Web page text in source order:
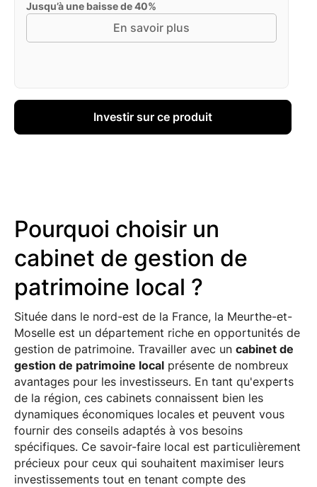
Jusqu’à une baisse de 40%
En savoir plus
Investir sur ce produit
Pourquoi choisir un
cabinet de gestion de
patrimoine local ?
Située dans le nord-est de la France, la Meurthe-et-
Moselle est un département riche en opportunités de
gestion de patrimoine. Travailler avec un cabinet de
gestion de patrimoine localprésente de nombreux
avantages pour les investisseurs. En tant qu'experts
de la région, ces cabinets connaissent bien les
dynamiques économiques locales et peuvent vous
fournir des conseils adaptés à vos besoins
spécifiques. Ce savoir-faire local est particulièrement
précieux pour ceux qui souhaitent maximiser leurs
investissements tout en tenant compte des